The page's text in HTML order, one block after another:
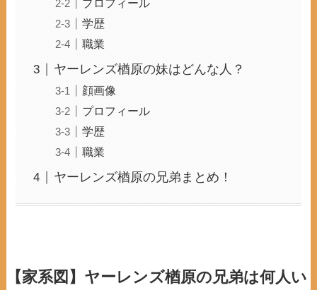
プロフィール
学歴
職業
ヤーレンズ楢原の妹はどんな人？
顔画像
プロフィール
学歴
職業
ヤーレンズ楢原の兄弟まとめ！
【家系図】ヤーレンズ楢原の兄弟は何人い